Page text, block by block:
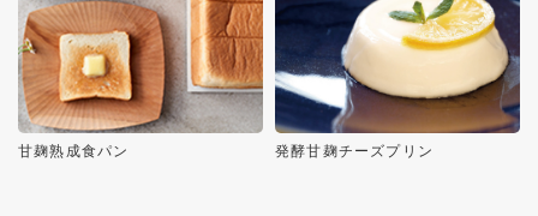
甘麹熟成食パン 発酵甘麹チーズプリン